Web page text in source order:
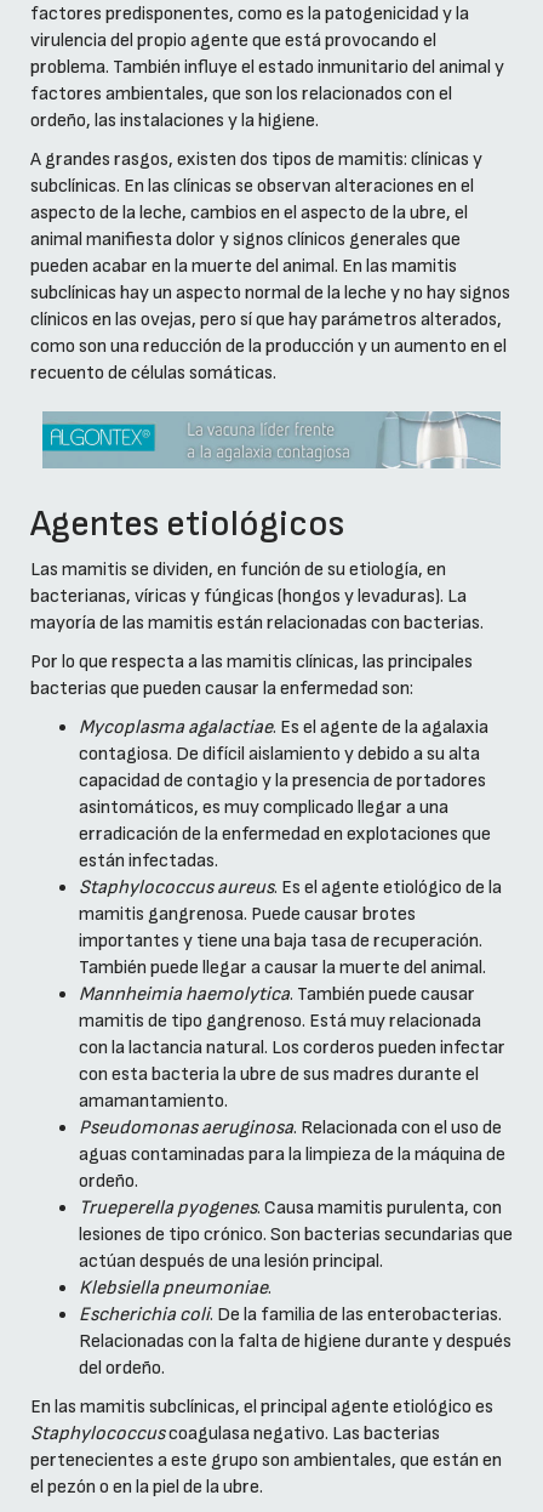
factores predisponentes, como es la patogenicidad y la
virulencia del propio agente que está provocando el
problema. También influye el estado inmunitario del animal y
factores ambientales, que son los relacionados con el
ordeño, las instalaciones y la higiene.
A grandes rasgos, existen dos tipos de mamitis: clínicas y
subclínicas. En las clínicas se observan alteraciones en el
aspecto de la leche, cambios en el aspecto de la ubre, el
animal manifiesta dolor y signos clínicos generales que
pueden acabar en la muerte del animal. En las mamitis
subclínicas hay un aspecto normal de la leche y no hay signos
clínicos en las ovejas, pero sí que hay parámetros alterados,
como son una reducción de la producción y un aumento en el
recuento de células somáticas.
Agentes etiológicos
Las mamitis se dividen, en función de su etiología, en
bacterianas, víricas y fúngicas (hongos y levaduras). La
mayoría de las mamitis están relacionadas con bacterias.
Por lo que respecta a las mamitis clínicas, las principales
bacterias que pueden causar la enfermedad son:
Mycoplasma agalactiae. Es el agente de la agalaxia
contagiosa. De difícil aislamiento y debido a su alta
capacidad de contagio y la presencia de portadores
asintomáticos, es muy complicado llegar a una
erradicación de la enfermedad en explotaciones que
están infectadas.
Staphylococcus aureus. Es el agente etiológico de la
mamitis gangrenosa. Puede causar brotes
importantes y tiene una baja tasa de recuperación.
También puede llegar a causar la muerte del animal.
Mannheimia haemolytica. También puede causar
mamitis de tipo gangrenoso. Está muy relacionada
con la lactancia natural. Los corderos pueden infectar
con esta bacteria la ubre de sus madres durante el
amamantamiento.
Pseudomonas aeruginosa. Relacionada con el uso de
aguas contaminadas para la limpieza de la máquina de
ordeño.
Trueperella pyogenes. Causa mamitis purulenta, con
lesiones de tipo crónico. Son bacterias secundarias que
actúan después de una lesión principal.
Klebsiella pneumoniae.
Escherichia coli. De la familia de las enterobacterias.
Relacionadas con la falta de higiene durante y después
del ordeño.
En las mamitis subclínicas, el principal agente etiológico es
Staphylococcuscoagulasa negativo. Las bacterias
pertenecientes a este grupo son ambientales, que están en
el pezón o en la piel de la ubre.